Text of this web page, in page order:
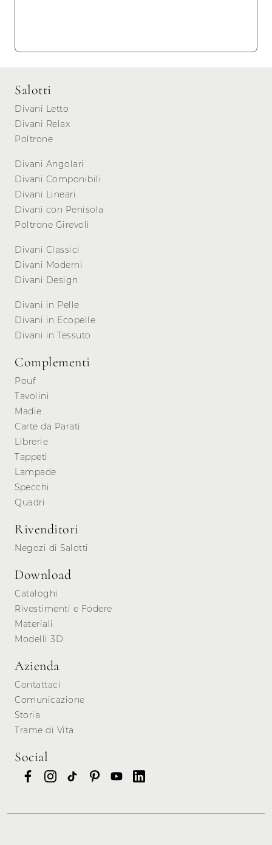
Salotti
Divani Letto
Divani Relax
Poltrone
Divani Angolari
Divani Componibili
Divani Lineari
Divani con Penisola
Poltrone Girevoli
Divani Classici
Divani Moderni
Divani Design
Divani in Pelle
Divani in Ecopelle
Divani in Tessuto
Complementi
Pouf
Tavolini
Madie
Carte da Parati
Librerie
Tappeti
Lampade
Specchi
Quadri
Rivenditori
Negozi di Salotti
Download
Cataloghi
Rivestimenti e Fodere
Materiali
Modelli 3D
Azienda
Contattaci
Comunicazione
Storia
Trame di Vita
Social